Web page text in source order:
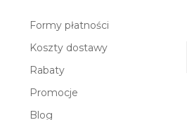
Formy płatności
Koszty dostawy
Rabaty
Promocje
Blog